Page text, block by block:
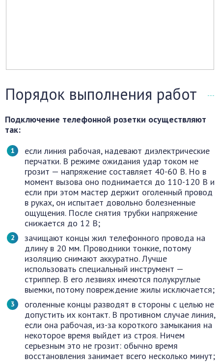
Порядок выполнения работ
Подключение телефонной розетки осуществляют
так:
если линия рабочая, надевают диэлектрические
перчатки. В режиме ожидания удар током не
грозит — напряжение составляет 40-60 В. Но в
момент вызова оно поднимается до 110-120 В и
если при этом мастер держит оголенный провод
в руках, он испытает довольно болезненные
ощущения. После снятия трубки напряжение
снижается до 12 В;
зачищают концы жил телефонного провода на
длину в 20 мм. Проводники тонкие, потому
изоляцию снимают аккуратно. Лучше
использовать специальный инструмент —
стриппер. В его лезвиях имеются полукруглые
выемки, потому повреждение жилы исключается;
оголенные концы разводят в стороны с целью не
допустить их контакт. В противном случае линия,
если она рабочая, из-за короткого замыкания на
некоторое время выйдет из строя. Ничем
серьезным это не грозит: обычно время
восстановления занимает всего несколько минут;